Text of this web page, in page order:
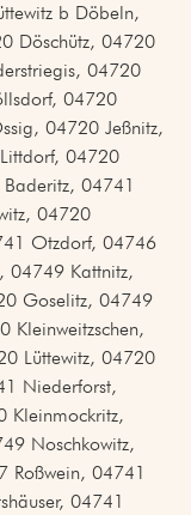
b Döbeln,
Döschütz, 04720
04720
04720
04720 Jeßnitz,
04720
04741
04720
Otzdorf, 04746
04749 Kattnitz,
Goselitz, 04749
Kleinweitzschen,
Lüttewitz, 04720
Niederforst,
Kleinmockritz,
Noschkowitz,
Roßwein, 04741
04741